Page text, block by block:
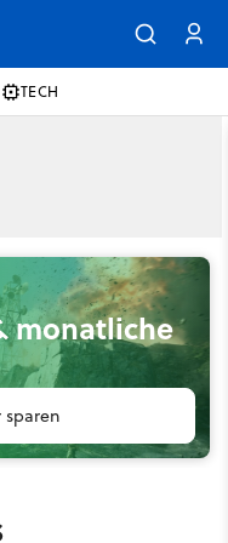
TECH
monatliche
sparen